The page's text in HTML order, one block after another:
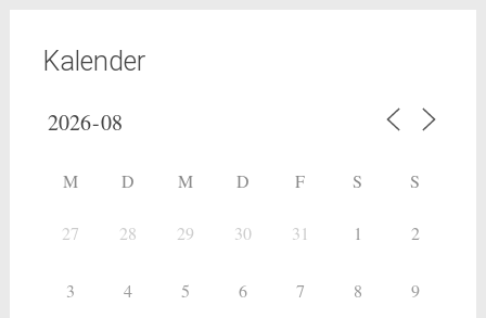
Kalender
M D M D F S S
27 28 29 30 31 1 2
3 4 5 6 7 8 9